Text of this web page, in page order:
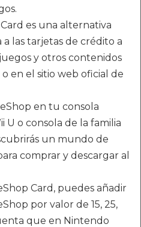
es una alternativa
a las tarjetas de crédito a
y otros contenidos
en el sitio web oficial de
en tu consola
U o consola de la familia
un mundo de
comprar y descargar al
Card, puedes añadir
por valor de 15, 25,
que en Nintendo